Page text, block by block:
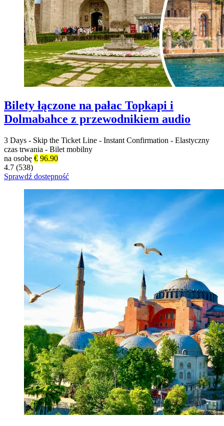
Bilety łączone na pałac Topkapi i
Dolmabahce z przewodnikiem audio
3 Days - Skip the Ticket Line - Instant Confirmation - Elastyczny
czas trwania - Bilet mobilny
na osobę € 96.90
4.7 (538)
Sprawdź dostępność